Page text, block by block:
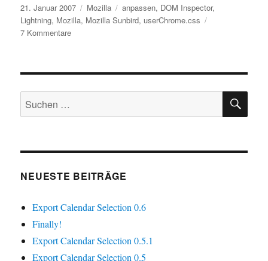
Veröffentlicht
am
21. Januar 2007 Kategorien
Mozilla Schlagwörter
anpassen, DOM Inspector,
Lightning, Mozilla, Mozilla Sunbird, userChrome.css
7 Kommentarezu
userChrome.css
Suchen
nach:
NEUESTE BEITRÄGE
Export Calendar Selection 0.6
Finally!
Export Calendar Selection 0.5.1
Export Calendar Selection 0.5